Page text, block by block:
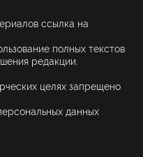
ссылка на
полных текстов
редакции.
целях запрещено
данных